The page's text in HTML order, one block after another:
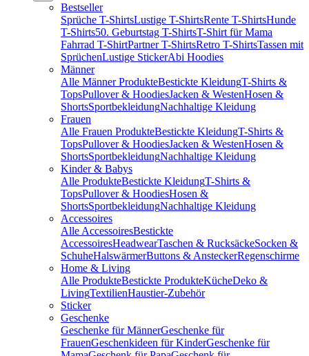
Bestseller
Sprüche T-ShirtsLustige T-ShirtsRente T-ShirtsHunde
T-Shirts50. Geburtstag T-ShirtsT-Shirt für Mama
Fahrrad T-ShirtPartner T-ShirtsRetro T-ShirtsTassen mit
SprüchenLustige StickerAbi Hoodies
Männer
Alle Männer ProdukteBestickte KleidungT-Shirts &
TopsPullover & HoodiesJacken & WestenHosen &
ShortsSportbekleidungNachhaltige Kleidung
Frauen
Alle Frauen ProdukteBestickte KleidungT-Shirts &
TopsPullover & HoodiesJacken & WestenHosen &
ShortsSportbekleidungNachhaltige Kleidung
Kinder & Babys
Alle ProdukteBestickte KleidungT-Shirts &
TopsPullover & HoodiesHosen &
ShortsSportbekleidungNachhaltige Kleidung
Accessoires
Alle AccessoiresBestickte
AccessoiresHeadwearTaschen & RucksäckeSocken &
SchuheHalswärmerButtons & AnsteckerRegenschirme
Home & Living
Alle ProdukteBestickte ProdukteKücheDeko &
LivingTextilienHaustier-Zubehör
Sticker
Geschenke
Geschenke für MännerGeschenke für
FrauenGeschenkideen für KinderGeschenke für